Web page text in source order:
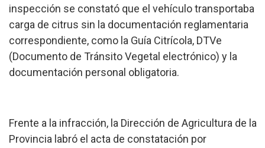
inspección se constató que el vehículo transportaba
carga de citrus sin la documentación reglamentaria
correspondiente, como la Guía Citrícola, DTVe
(Documento de Tránsito Vegetal electrónico) y la
documentación personal obligatoria.
Frente a la infracción, la Dirección de Agricultura de la
Provincia labró el acta de constatación por